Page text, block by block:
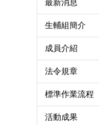
最新消息
生輔組簡介
成員介紹
法令規章
標準作業流程
活動成果